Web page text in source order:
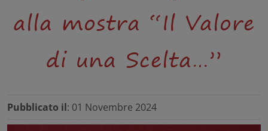
alla mostra “Il Valore
di una Scelta…”
Pubblicato il: 01 Novembre 2024